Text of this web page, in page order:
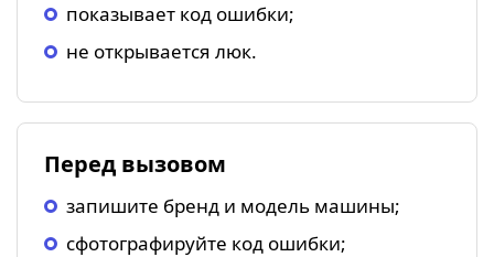
показывает код ошибки;
не открывается люк.
Перед вызовом
запишите бренд и модель машины;
сфотографируйте код ошибки;